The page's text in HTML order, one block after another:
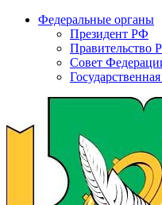
Федеральные органы
Президент РФ
Правительство
Совет